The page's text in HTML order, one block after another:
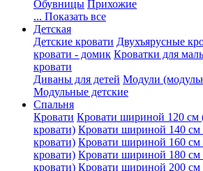
Обувницы Прихожие
... Показать все
Детская
Детские кровати Двухъярусные
кровати - домик Кроватки для
кровати
Диваны для детей Модули
Модульные детские
Спальня
Кровати Кровати шириной 120 см
кровати) Кровати шириной 140 см
кровати) Кровати шириной 160 см
кровати) Кровати шириной 180 см
кровати) Кровати шириной 200 см